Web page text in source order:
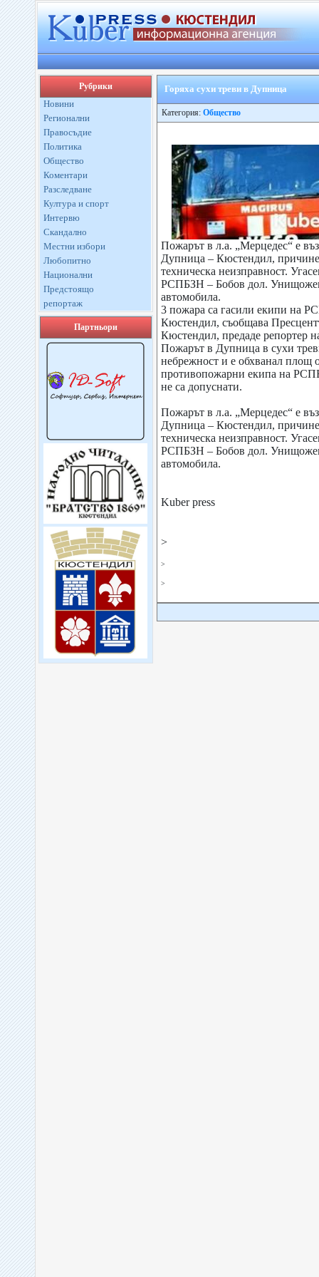
Рубрики
Новини
Регионални
Правосъдие
Политика
Общество
Коментари
Разследване
Култура и спорт
Интервю
Скандално
Местни избори
Любопитно
Национални
Предстоящо
репортаж
Партньори
Горяха сухи треви в Дупница
Категория: Общество
Пожарът в л.а. „Мерцедес“ е
Дупница – Кюстендил,
техническа неизправност.
РСПБЗН – Бобов дол.
автомобила.
3 пожара са гасили екипи на
Кюстендил, съобщава
Кюстендил, предаде репортер
Пожарът в Дупница в сухи
небрежност и е обхванал площ
противопожарни екипа на
не са допуснати.
Пожарът в л.а. „Мерцедес“ е
Дупница – Кюстендил,
техническа неизправност.
РСПБЗН – Бобов дол.
автомобила.
Kuber press
>
>
>